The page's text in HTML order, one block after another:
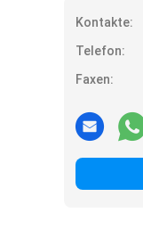
Kontakte:
Telefon:
Faxen: